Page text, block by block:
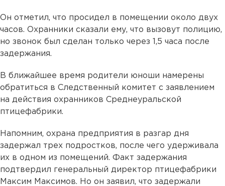
Он отметил, что просидел в помещении около двух
часов. Охранники сказали ему, что вызовут полицию,
но звонок был сделан только через 1,5 часа после
задержания.
В ближайшее время родители юноши намерены
обратиться в Следственный комитет с заявлением
на действия охранников Среднеуральской
птицефабрики.
Напомним, охрана предприятия в разгар дня
задержал трех подростков, после чего удерживала
их в одном из помещений. Факт задержания
подтвердил генеральный директор птицефабрики
Максим Максимов. Но он заявил, что задержали